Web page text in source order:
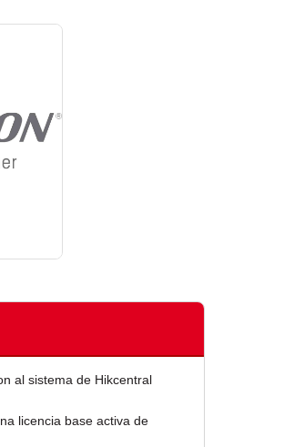
al sistema de Hikcentral
licencia base activa de